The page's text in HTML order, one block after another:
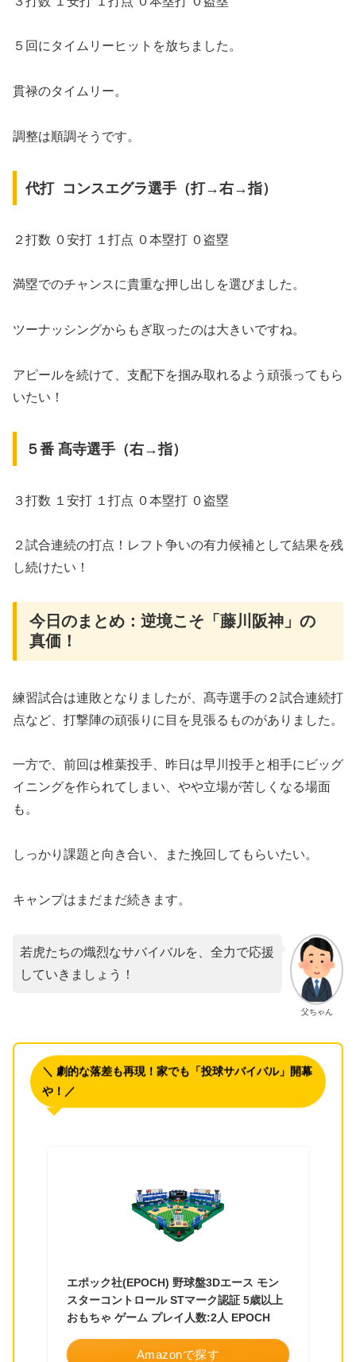
５回にタイムリーヒットを放ちました。
貫禄のタイムリー。
調整は順調そうです。
代打 コンスエグラ選手（打→右→指）
２打数 ０安打 １打点 ０本塁打 ０盗塁
満塁でのチャンスに貴重な押し出しを選びました。
ツーナッシングからもぎ取ったのは大きいですね。
アピールを続けて、支配下を掴み取れるよう頑張ってもら
いたい！
５番 髙寺選手（右→指）
３打数 １安打 １打点 ０本塁打 ０盗塁
２試合連続の打点！レフト争いの有力候補として結果を残
し続けたい！
今日のまとめ：逆境こそ「藤川阪神」の
真価！
練習試合は連敗となりましたが、髙寺選手の２試合連続打
点など、打撃陣の頑張りに目を見張るものがありました。
一方で、前回は椎葉投手、昨日は早川投手と相手にビッグ
イニングを作られてしまい、やや立場が苦しくなる場面
も。
しっかり課題と向き合い、また挽回してもらいたい。
キャンプはまだまだ続きます。
父ちゃん
若虎たちの熾烈なサバイバルを、全力で応援
していきましょう！
＼ 劇的な落差も再現！家でも「投球サバイバル」開幕
や！／
エポック社(EPOCH) 野球盤3Dエース モン
スターコントロール STマーク認証 5歳以上
おもちゃ ゲーム プレイ人数:2人 EPOCH
Amazonで探す